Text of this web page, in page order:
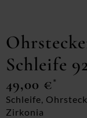
Schleife
49,00 €*
Schleife,
Zirkonia